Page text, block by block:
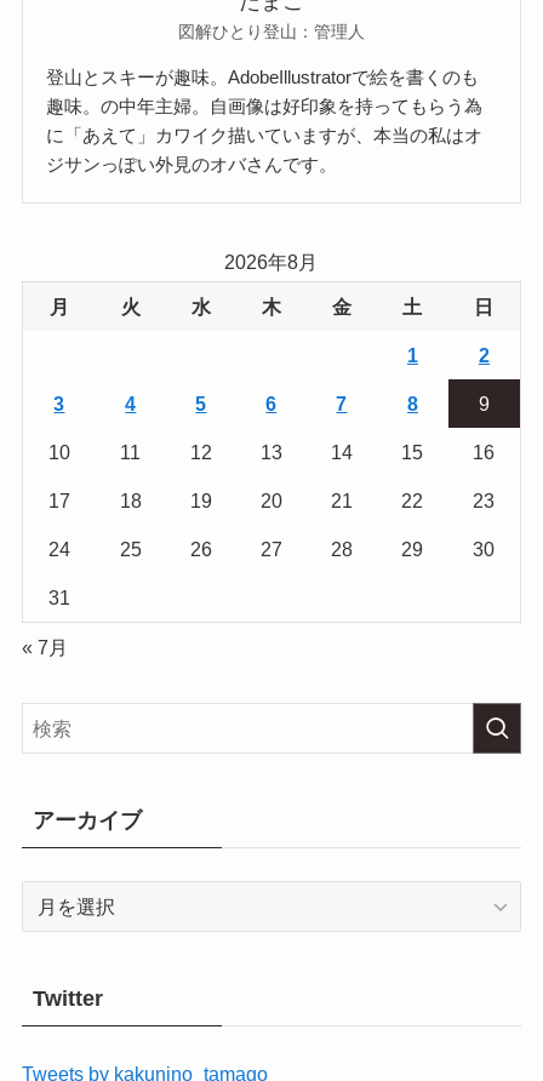
図解ひとり登山：管理人
登山とスキーが趣味。AdobeIllustratorで絵を書くのも
趣味。の中年主婦。自画像は好印象を持ってもらう為
に「あえて」カワイク描いていますが、本当の私はオ
ジサンっぽい外見のオバさんです。
2026年8月
月 火 水 木 金 土 日
1 2
3 4 5 6 7 8 9
10 11 12 13 14 15 16
17 18 19 20 21 22 23
24 25 26 27 28 29 30
31
« 7月
アーカイブ
Twitter
Tweets by kakunino_tamago